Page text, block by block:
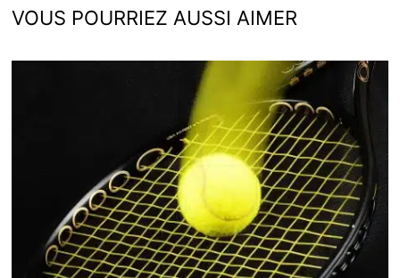
VOUS POURRIEZ AUSSI AIMER